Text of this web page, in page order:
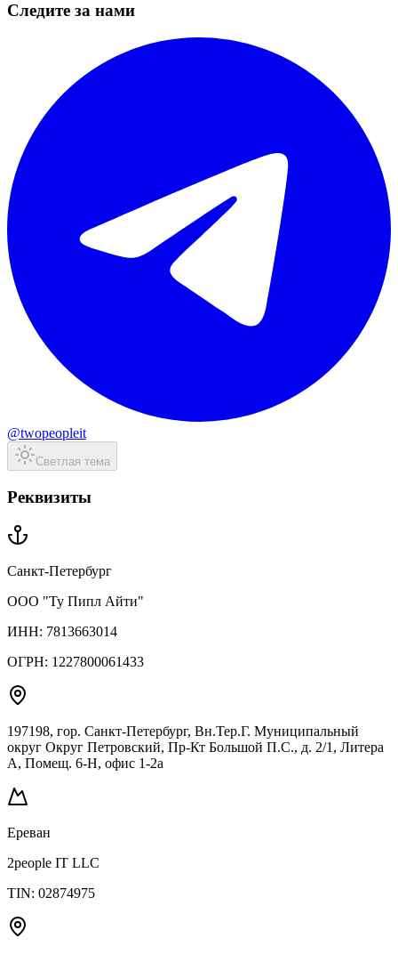
Следите за нами
@twopeopleit
Светлая тема
Реквизиты
Санкт-Петербург
ООО "Ту Пипл Айти"
ИНН: 7813663014
ОГРН: 1227800061433
197198, гор. Санкт-Петербург, Вн.Тер.Г. Муниципальный
округ Округ Петровский, Пр-Кт Большой П.С., д. 2/1, Литера
А, Помещ. 6-Н, офис 1-2а
Ереван
2people IT LLC
TIN: 02874975